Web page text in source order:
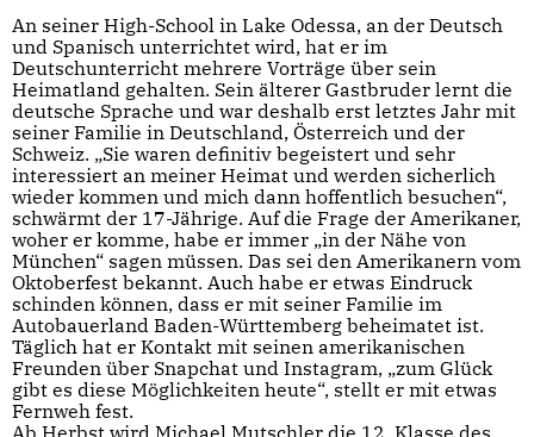
An seiner High-School in Lake Odessa, an der Deutsch
und Spanisch unterrichtet wird, hat er im
Deutschunterricht mehrere Vorträge über sein
Heimatland gehalten. Sein älterer Gastbruder lernt die
deutsche Sprache und war deshalb erst letztes Jahr mit
seiner Familie in Deutschland, Österreich und der
Schweiz. „Sie waren definitiv begeistert und sehr
interessiert an meiner Heimat und werden sicherlich
wieder kommen und mich dann hoffentlich besuchen“,
schwärmt der 17-Jährige. Auf die Frage der Amerikaner,
woher er komme, habe er immer „in der Nähe von
München“ sagen müssen. Das sei den Amerikanern vom
Oktoberfest bekannt. Auch habe er etwas Eindruck
schinden können, dass er mit seiner Familie im
Autobauerland Baden-Württemberg beheimatet ist.
Täglich hat er Kontakt mit seinen amerikanischen
Freunden über Snapchat und Instagram, „zum Glück
gibt es diese Möglichkeiten heute“, stellt er mit etwas
Fernweh fest.
Ab Herbst wird Michael Mutschler die 12. Klasse des